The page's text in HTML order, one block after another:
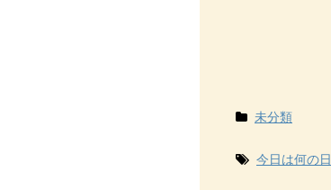
未分類
今日は何の日